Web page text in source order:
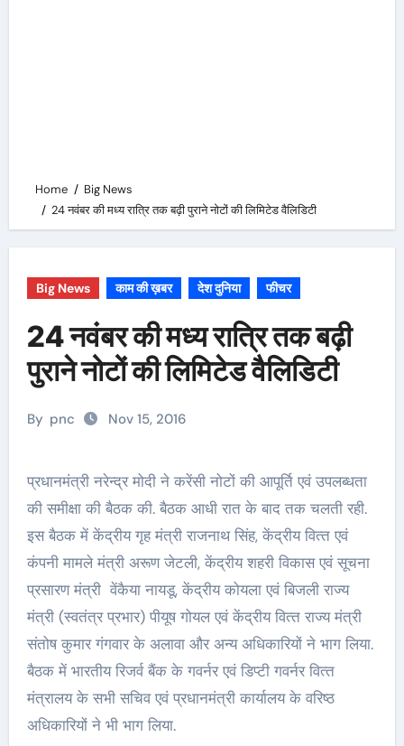
Home
Big News
24 नवंबर की मध्‍य रात्रि तक बढ़ी पुराने नोटों की लिमिटेड वैलिडिटी
Big News काम की ख़बर देश दुनिया फीचर
24 नवंबर की मध्‍य रात्रि तक बढ़ी
पुराने नोटों की लिमिटेड वैलिडिटी
By pnc Nov 15, 2016
प्रधानमंत्री नरेन्‍द्र मोदी ने करेंसी नोटों की आपूर्ति एवं उपलब्‍धता
की समीक्षा की बैठक की. बैठक आधी रात के बाद तक चलती रही.
इस बैठक में केंद्रीय गृह मंत्री राजनाथ सिंह, केंद्रीय वित्‍त एवं
कंपनी मामले मंत्री अरूण जेटली, केंद्रीय शहरी विकास एवं सूचना
प्रसारण मंत्री वेंकैया नायडू, केंद्रीय कोयला एवं बिजली राज्‍य
मंत्री (स्‍वतंत्र प्रभार) पीयूष गोयल एवं केंद्रीय वित्‍त राज्‍य मंत्री
संतोष कुमार गंगवार के अलावा और अन्‍य अधिकारियों ने भाग लिया.
बैठक में भारतीय रिजर्व बैंक के गवर्नर एवं डिप्‍टी गवर्नर वित्‍त
मंत्रालय के सभी सचिव एवं प्रधानमंत्री कार्यालय के वरिष्‍ठ
अधिकारियों ने भी भाग लिया.